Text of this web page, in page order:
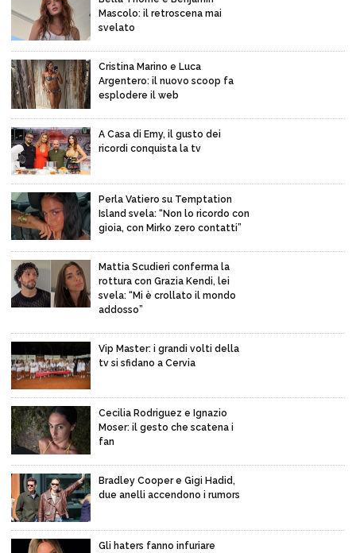
Mascolo: il retroscena mai
svelato
Cristina Marino e Luca
Argentero: il nuovo scoop fa
esplodere il web
A Casa di Emy, il gusto dei
ricordi conquista la tv
Perla Vatiero su Temptation
Island svela: “Non lo ricordo con
gioia, con Mirko zero contatti”
Mattia Scudieri conferma la
rottura con Grazia Kendi, lei
svela: “Mi è crollato il mondo
addosso”
Vip Master: i grandi volti della
tv si sfidano a Cervia
Cecilia Rodriguez e Ignazio
Moser: il gesto che scatena i
fan
Bradley Cooper e Gigi Hadid,
due anelli accendono i rumors
Gli haters fanno infuriare